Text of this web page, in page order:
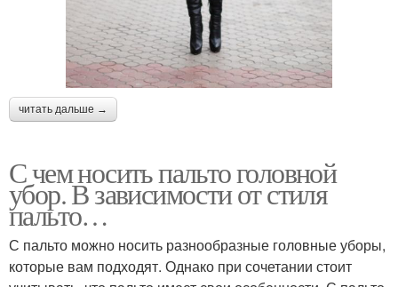
читать дальше →
С чем носить пальто головной
убор. В зависимости от стиля
пальто…
С пальто можно носить разнообразные головные уборы,
которые вам подходят. Однако при сочетании стоит